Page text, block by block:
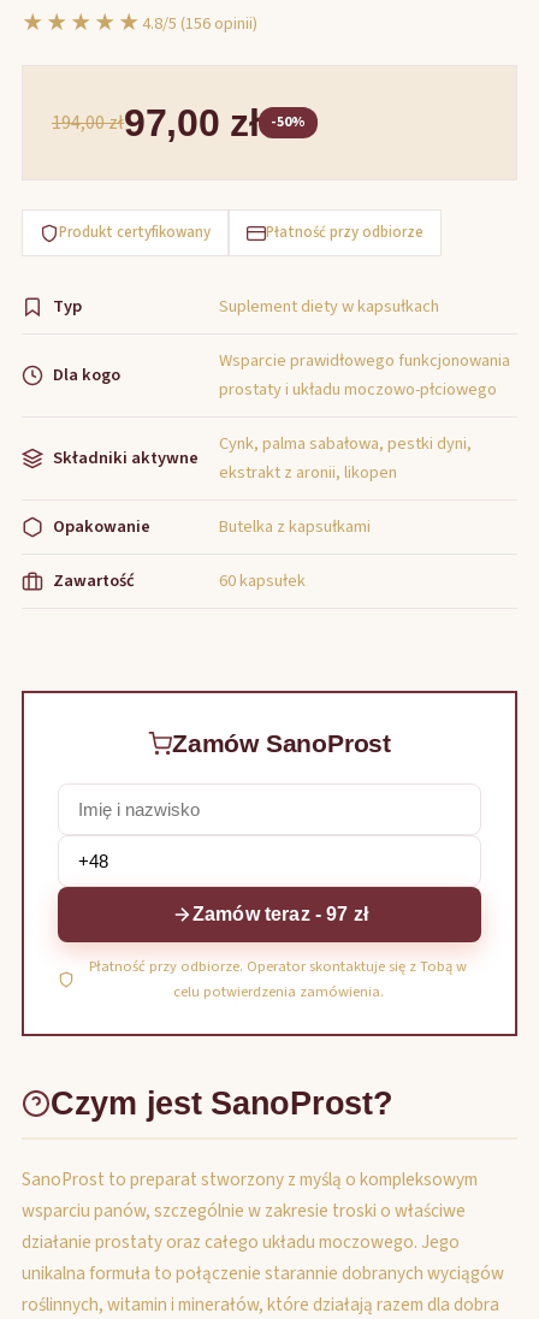
★★★★★4.8/5 (156 opinii)
194,00 zł97,00 zł -50%
Produkt certyfikowany Płatność przy odbiorze
Typ Suplement diety w kapsułkach
Dla kogo
Wsparcie prawidłowego funkcjonowania
prostaty i układu moczowo-płciowego
Składniki aktywne
Cynk, palma sabałowa, pestki dyni,
ekstrakt z aronii, likopen
Opakowanie Butelka z kapsułkami
Zawartość 60 kapsułek
Zamów SanoProst
Zamów teraz - 97 zł
Płatność przy odbiorze. Operator skontaktuje się z Tobą w
celu potwierdzenia zamówienia.
Czym jest SanoProst?
SanoProst to preparat stworzony z myślą o kompleksowym
wsparciu panów, szczególnie w zakresie troski o właściwe
działanie prostaty oraz całego układu moczowego. Jego
unikalna formuła to połączenie starannie dobranych wyciągów
roślinnych, witamin i minerałów, które działają razem dla dobra